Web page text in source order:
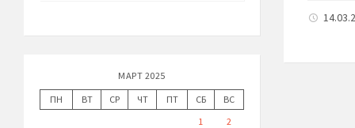
МАРТ 2025
ПН
ВТ СР ЧТ ПТ СБ
ВС
1
2